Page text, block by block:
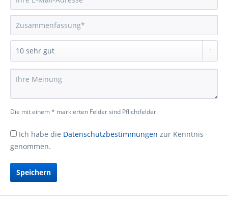
Die mit einem * markierten Felder sind Pflichtfelder.
Ich habe die Datenschutzbestimmungen zur Kenntnis
genommen.
Speichern